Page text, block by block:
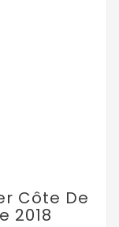
Côte De
2018